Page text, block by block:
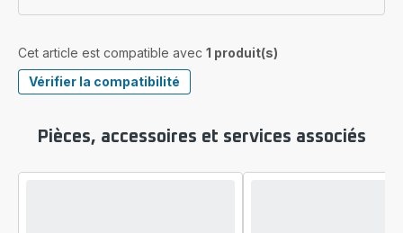
Cet article est compatible avec 1 produit(s)
Vérifier la compatibilité
Pièces, accessoires et services associés